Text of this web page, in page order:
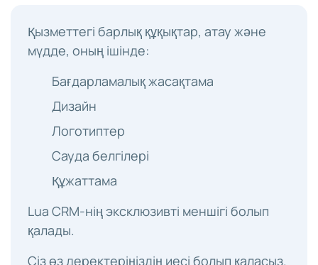
Қызметтегі барлық құқықтар, атау және
мүдде, оның ішінде:
Бағдарламалық жасақтама
Дизайн
Логотиптер
Сауда белгілері
Құжаттама
Lua CRM-нің эксклюзивті меншігі болып
қалады.
Сіз өз деректеріңіздің иесі болып қаласыз.